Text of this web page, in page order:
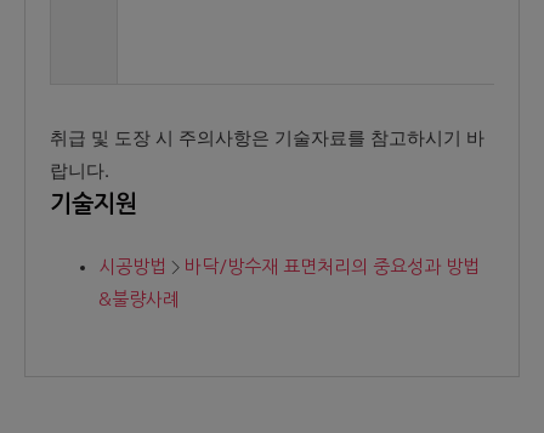
취급 및 도장 시 주의사항은 기술자료를 참고하시기 바
랍니다.
기술지원
시공방법
바닥/방수재 표면처리의 중요성과 방법
&불량사례